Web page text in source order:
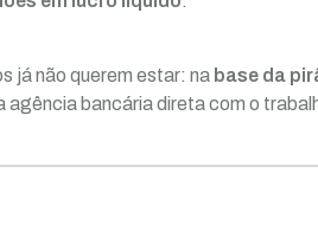
já não querem estar: na base da
agência bancária direta com o